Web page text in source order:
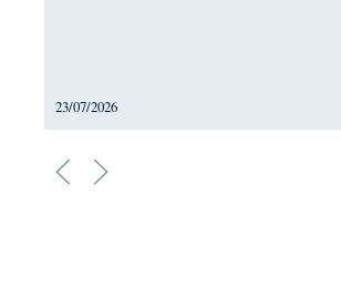
23/07/2026